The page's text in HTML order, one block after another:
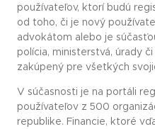
používateľov, ktorí budú
od toho, či je nový
advokátom alebo je
polícia, ministerstvá, úrady
zakúpený pre všetkých
V súčasnosti je na portáli
používateľov z 500
republike. Financie, ktoré